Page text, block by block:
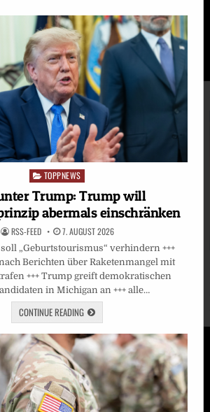
Posted
in
TOPPNEWS
Trump: Trump will
abermals einschränken
RSS-FEED 7. AUGUST 2026
„Geburtstourismus“ verhindern +++
Berichten über Raketenmangel mit
+++ Trump greift demokratischen
in Michigan an +++ alle…
CONTINUE READING